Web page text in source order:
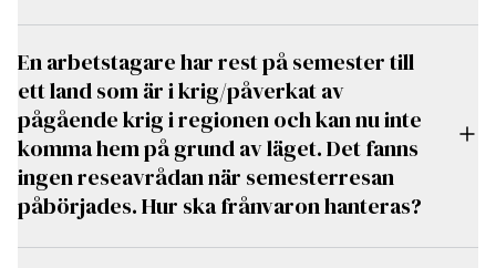
En arbetstagare har rest på semester till
ett land som är i krig/påverkat av
pågående krig i regionen och kan nu inte
komma hem på grund av läget. Det fanns
ingen reseavrådan när semesterresan
påbörjades. Hur ska frånvaron hanteras?